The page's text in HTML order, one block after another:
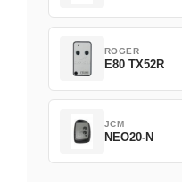
ROGER
E80 TX52R
JCM
NEO20-N